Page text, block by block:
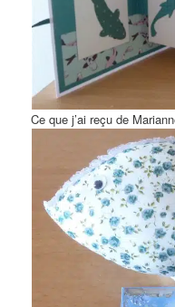
Ce que j’ai reçu de